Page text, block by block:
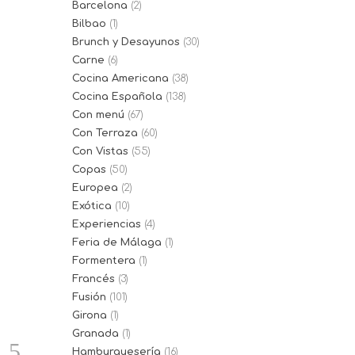
Barcelona (2)
Bilbao (1)
Brunch y Desayunos (30)
Carne (6)
Cocina Americana (38)
Cocina Española (138)
Con menú (67)
Con Terraza (60)
Con Vistas (55)
Copas (50)
Europea (2)
Exótica (10)
Experiencias (4)
Feria de Málaga (1)
Formentera (1)
Francés (3)
Fusión (101)
Girona (1)
Granada (1)
Hamburguesería (16)